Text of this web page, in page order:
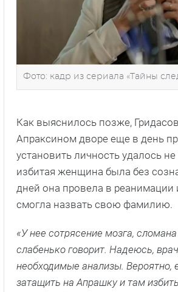
Фото: кадр из сериала «Тайны
Как выяснилось позже,
Апраксином дворе еще в день
установить личность удалось
избитая женщина была без
дней она провела в реанимации
смогла назвать свою фамилию.
«У нее сотрясение мозга,
слабенько говорит. Надеюсь,
необходимые анализы. Вероятно,
затащить на Апрашку и там